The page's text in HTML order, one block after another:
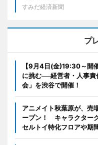
すみだ経済新聞
プ
【9月4日(金)19:30～開
に挑む──経営者・人事
会」を渋谷で開催！
アニメイト秋葉原が、売
ープン！ キャラクター
セルトイ特化フロアや期